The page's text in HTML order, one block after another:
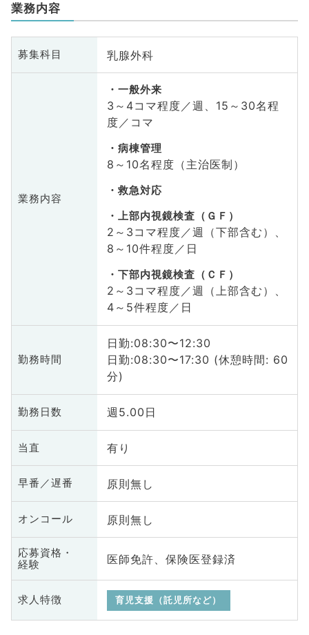
業務内容
募集科目 乳腺外科
業務内容
一般外来
3～4コマ程度／週、15～30名程
度／コマ
病棟管理
8～10名程度（主治医制）
救急対応
上部内視鏡検査（ＧＦ）
2～3コマ程度／週（下部含む）、
8～10件程度／日
下部内視鏡検査（ＣＦ）
2～3コマ程度／週（上部含む）、
4～5件程度／日
勤務時間
日勤:08:30〜12:30
日勤:08:30〜17:30 (休憩時間: 60
分)
勤務日数 週5.00日
当直 有り
早番／遅番 原則無し
オンコール 原則無し
応募資格・
経験
医師免許、保険医登録済
求人特徴 育児支援（託児所など）